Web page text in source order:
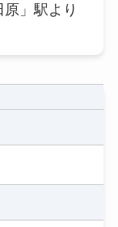
」駅より